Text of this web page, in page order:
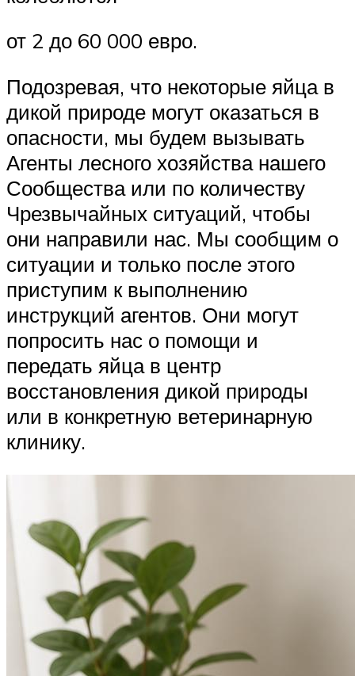
от 2 до 60 000 евро.
Подозревая, что некоторые яйца в
дикой природе могут оказаться в
опасности, мы будем вызывать
Агенты лесного хозяйства нашего
Сообщества или по количеству
Чрезвычайных ситуаций, чтобы
они направили нас. Мы сообщим о
ситуации и только после этого
приступим к выполнению
инструкций агентов. Они могут
попросить нас о помощи и
передать яйца в центр
восстановления дикой природы
или в конкретную ветеринарную
клинику.